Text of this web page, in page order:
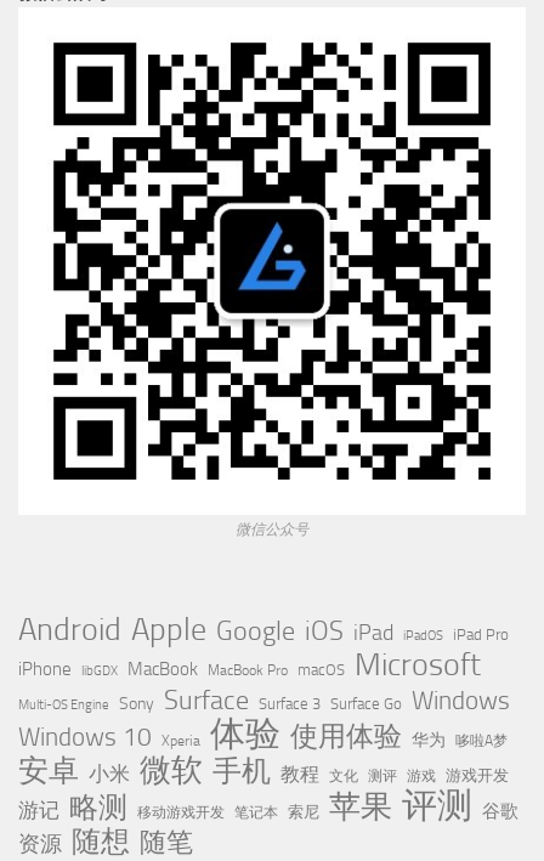
微信公众号
Android Apple Google iOS iPad iPadOS iPad Pro
iPhone libGDX MacBook MacBook Pro macOS Microsoft
Multi-OS Engine Sony Surface Surface 3 Surface Go Windows
Windows 10 Xperia 体验 使用体验 华为 哆啦A梦
安卓 小米 微软 手机 教程 文化 测评 游戏 游戏开发
游记 略测 移动游戏开发 笔记本 索尼 苹果 评测 谷歌
资源 随想 随笔